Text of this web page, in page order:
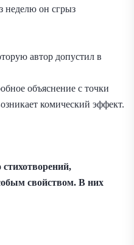
неделю он сгрыз
автор допустил в
объяснение с точки
комический эффект.
свойством. В них